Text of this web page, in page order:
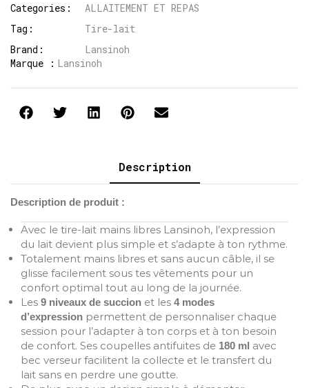
Categories:
ALLAITEMENT ET REPAS
Tag:
Tire-lait
Brand:
Lansinoh
Marque : Lansinoh
Description
Description de produit :
Avec le tire-lait mains libres Lansinoh, l’expression
du lait devient plus simple et s’adapte à ton rythme.
Totalement mains libres et sans aucun câble, il se
glisse facilement sous tes vêtements pour un
confort optimal tout au long de la journée.
Les 9 niveaux de succion et les 4 modes
d’expression permettent de personnaliser chaque
session pour l’adapter à ton corps et à ton besoin
de confort. Ses coupelles antifuites de 180 ml avec
bec verseur facilitent la collecte et le transfert du
lait sans en perdre une goutte.